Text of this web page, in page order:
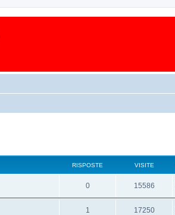
RISPOSTE VISITE
0 15586
1 17250